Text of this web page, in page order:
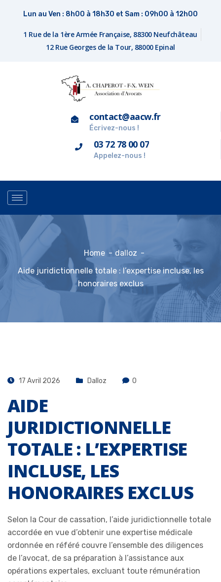
Lun au Ven : 8h00 à 18h30 et Sam : 09h00 à 12h00
1 Rue de la 1ère Armée Française, 88300 Neufchâteau
12 Rue Georges de la Tour, 88000 Epinal
contact@aacw.fr
Écrivez-nous !
03 72 78 00 07
Appelez-nous !
Home
dalloz
Aide juridictionnelle totale : l’expertise incluse, les
honoraires exclus
17 Avril 2026 Dalloz 0
AIDE
JURIDICTIONNELLE
TOTALE : L’EXPERTISE
INCLUSE, LES
HONORAIRES EXCLUS
Selon la Cour de cassation, l’aide juridictionnelle totale
accordée en vue d’obtenir une expertise médicale
ordonnée en référé couvre l’ensemble des diligences
de l’avocat, de sa préparation à l’assistance aux
opérations expertales, excluant toute rémunération